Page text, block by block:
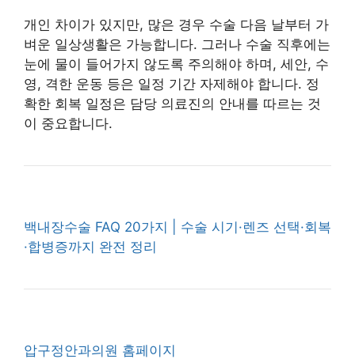
개인 차이가 있지만, 많은 경우 수술 다음 날부터 가
벼운 일상생활은 가능합니다. 그러나 수술 직후에는
눈에 물이 들어가지 않도록 주의해야 하며, 세안, 수
영, 격한 운동 등은 일정 기간 자제해야 합니다. 정
확한 회복 일정은 담당 의료진의 안내를 따르는 것
이 중요합니다.
백내장수술 FAQ 20가지 | 수술 시기·렌즈 선택·회복
·합병증까지 완전 정리
압구정안과의원 홈페이지